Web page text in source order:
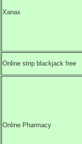
Xanax
Online strip blackjack free
Online Pharmacy